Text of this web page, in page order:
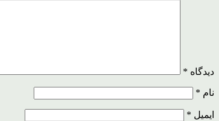
دیدگاه *
نام *
ایمیل *